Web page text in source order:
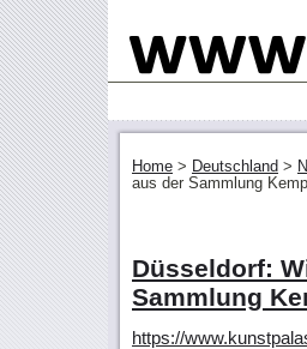
Home > Deutschland >
aus der Sammlung Kemp
Düsseldorf:
Sammlung
https://